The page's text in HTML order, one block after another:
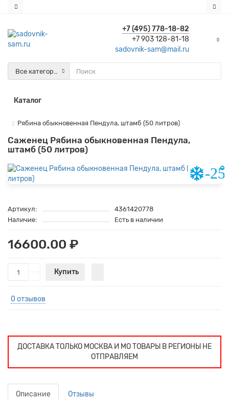
+7 (495) 778-18-82
+7 903 128-81-18
sadovnik-sam@mail.ru
0
Все категории
Каталог
Рябина обыкновенная Пендула, штамб (50 литров)
Саженец Рябина обыкновенная Пендула,
штамб (50 литров)
Артикул:
4361420778
Наличие:
Есть в наличии
16600.00 ₽
Купить
0 отзывов
ДОСТАВКА ТОЛЬКО МОСКВА И МО ТОВАРЫ В РЕГИОНЫ НЕ
ОТПРАВЛЯЕМ
Описание Отзывы